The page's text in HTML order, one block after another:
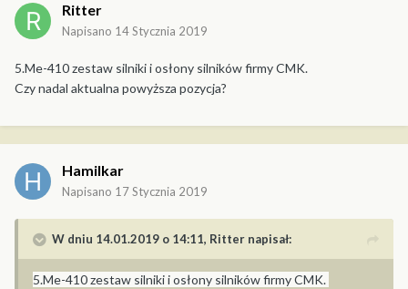
Ritter
Napisano 14 Stycznia 2019
5.Me-410 zestaw silniki i osłony silników firmy CMK.
Czy nadal aktualna powyższa pozycja?
Hamilkar
Napisano 17 Stycznia 2019
W dniu 14.01.2019 o 14:11, Ritter napisał:
5.Me-410 zestaw silniki i osłony silników firmy CMK.